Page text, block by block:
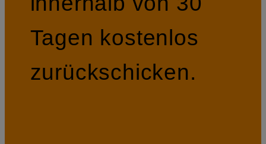
Tagen kostenlos
zurückschicken.